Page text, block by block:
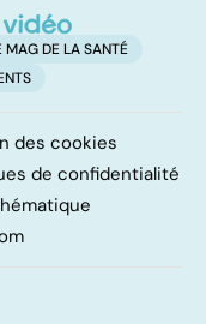
MAG DE LA SANTÉ
des cookies
de confidentialité